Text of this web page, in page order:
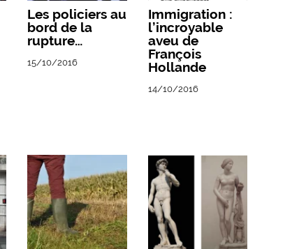
Les policiers au
bord de la
rupture…
15/10/2016
Immigration :
l’incroyable
aveu de
François
Hollande
14/10/2016